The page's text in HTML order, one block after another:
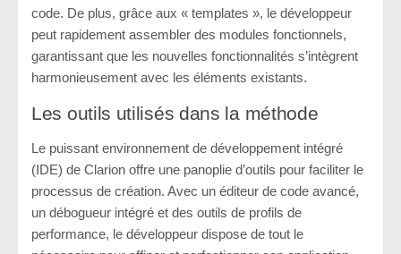
code. De plus, grâce aux « templates », le développeur
peut rapidement assembler des modules fonctionnels,
garantissant que les nouvelles fonctionnalités s’intègrent
harmonieusement avec les éléments existants.
Les outils utilisés dans la méthode
Le puissant environnement de développement intégré
(IDE) de Clarion offre une panoplie d’outils pour faciliter le
processus de création. Avec un éditeur de code avancé,
un débogueur intégré et des outils de profils de
performance, le développeur dispose de tout le